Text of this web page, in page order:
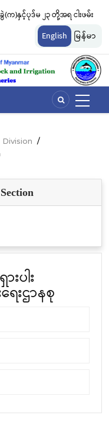
(က)နှင့်ပုဒ်မ ၂၃ တို့အရ ငါးဖမ်း
ျားကို အောက်ပါအတိုင်း
English မြန်မာ
/
းပါး
ေးဌာနစု